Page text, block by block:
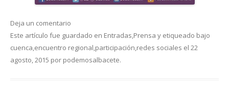
Deja un comentario
Este artículo fue guardado en Entradas,Prensa y etiqueado bajo
cuenca,encuentro regional,participación,redes sociales el 22
agosto, 2015 por podemosalbacete.